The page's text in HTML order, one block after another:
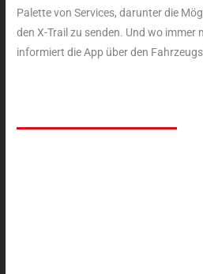
Palette von Services, darunter die
den X-Trail zu senden. Und wo immer
informiert die App über den